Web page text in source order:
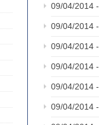
09/04/2014 -
09/04/2014 -
09/04/2014 -
09/04/2014 -
09/04/2014 -
09/04/2014 -